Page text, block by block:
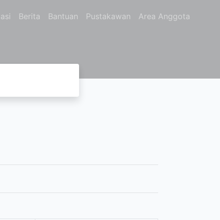
Berita Bantuan Pustakawan Area Anggota